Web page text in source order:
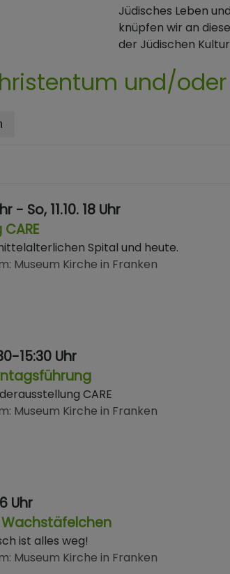
Jüdisches Leben
knüpfen wir an
der Jüdischen
und/oder
- So, 11.10. 18 Uhr
Spital und heute.
Museum Kirche in Franken
15:30 Uhr
CARE
Museum Kirche in Franken
Uhr
ist alles weg!
Museum Kirche in Franken